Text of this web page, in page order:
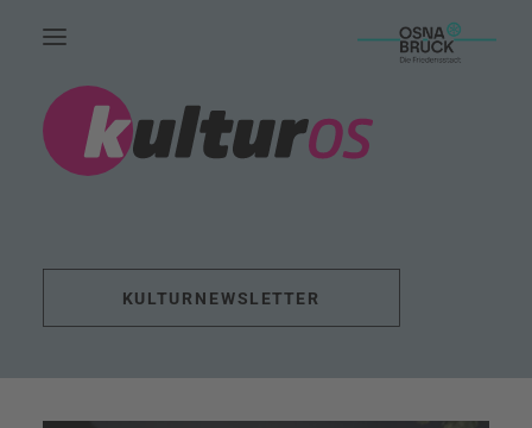
HOME.
AKTUELLES.
FÖRDERUNG.KULTURNEWSLETTER